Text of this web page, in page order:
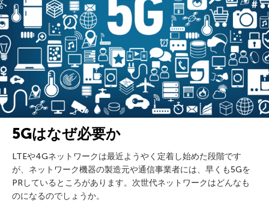
5Gはなぜ必要か
LTEや4Gネットワークは最近ようやく定着し始めた段階です
が、ネットワーク機器の製造元や通信事業者には、早くも5Gを
PRしているところがあります。次世代ネットワークはどんなも
のになるのでしょうか。